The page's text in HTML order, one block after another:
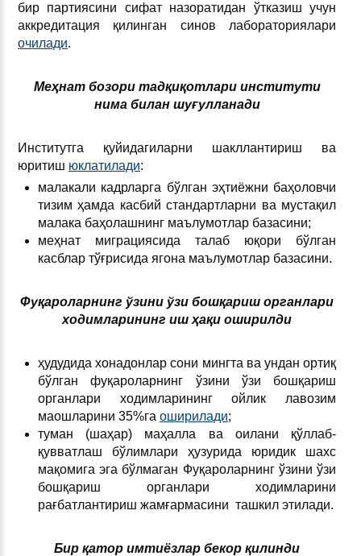
бир партиясини сифат назоратидан ўтказиш учун
аккредитация қилинган синов лабораториялари
очилади.
Меҳнат бозори тадқиқотлари институти
нима билан шуғулланади
Институтга қуйидагиларни шакллантириш ва
юритиш юклатилади:
малакали кадрларга бўлган эҳтиёжни баҳоловчи
тизим ҳамда касбий стандартларни ва мустақил
малака баҳолашнинг маълумотлар базасини;
меҳнат миграциясида талаб юқори бўлган
касблар тўғрисида ягона маълумотлар базасини.
Фуқароларнинг ўзини ўзи бошқариш органлари
ходимларининг иш ҳақи оширилди
ҳудудида хонадонлар сони мингта ва ундан ортиқ
бўлган фуқароларнинг ўзини ўзи бошқариш
органлари ходимларининг ойлик лавозим
маошларини 35%га оширилади;
туман (шаҳар) маҳалла ва оилани қўллаб-
қувватлаш бўлимлари ҳузурида юридик шахс
мақомига эга бўлмаган Фуқароларнинг ўзини ўзи
бошқариш органлари ходимларини
рағбатлантириш жамғармасини ташкил этилади.
Бир қатор имтиёзлар бекор қилинди